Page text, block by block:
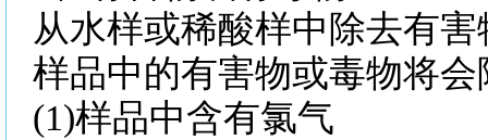
从水样或稀酸样中除去有
样品中的有害物或毒物将会
(1)样品中含有氯气